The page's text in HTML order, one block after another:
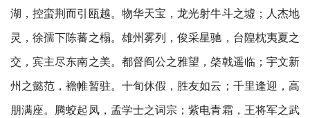
躬逢胜饯。时维九月，序属三秋。潦水尽而寒潭清，烟光凝而暮山
馆。层台耸翠，上出重霄；飞阁流丹，下临无地。鹤汀凫渚，穷岛
屿之萦回；桂殿兰宫，列冈峦之体势。披绣闼，俯雕甍，山原旷其
黄龙之轴。虹销雨霁，彩彻区明。落霞与孤鹜齐飞，秋水共长天一
色。渔舟唱晚，响穷彭蠡之滨；雁阵惊寒，声断衡阳之浦。遥襟俯
湖，控蛮荆而引瓯越。物华天宝，龙光射牛斗之墟；人杰地
灵，徐孺下陈蕃之榻。雄州雾列，俊采星驰，台隍枕夷夏之
交，宾主尽东南之美。都督阎公之雅望，棨戟遥临；宇文新
州之懿范，襜帷暂驻。十旬休假，胜友如云；千里逢迎，高
朋满座。腾蛟起凤，孟学士之词宗；紫电青霜，王将军之武